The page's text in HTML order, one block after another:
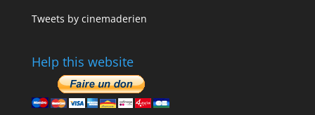
Tweets by cinemaderien
Help this website